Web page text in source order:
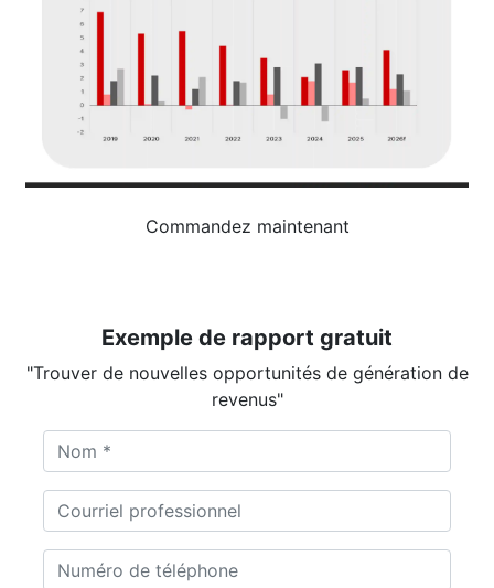
Commandez maintenant
Exemple de rapport gratuit
"Trouver de nouvelles opportunités de génération de
revenus"